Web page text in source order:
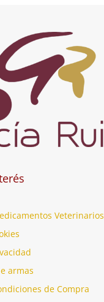
Veterinarios
armas
de Compra